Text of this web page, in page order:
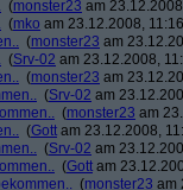
(monster23 am
(mko am 23.12.2008,
(monster23 am
(Srv-02 am 23.12.2008,
(monster23 am
(Srv-02 am
(monster23 am
(Gott am 23.12.2008,
(Srv-02 am
(Gott am
(monster23 am